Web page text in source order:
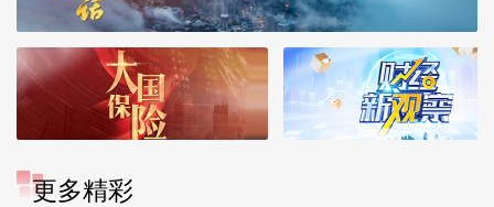
更多精彩